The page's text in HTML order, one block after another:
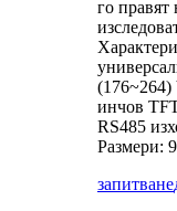
го правят
инчов
RS485
Размери:
запитване